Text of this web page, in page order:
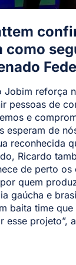
como
Jobim reforça
pessoas de
e
esperam de
reconhecida
Ricardo
de perto os
quem
gaúcha e
baita time
esse projeto”,